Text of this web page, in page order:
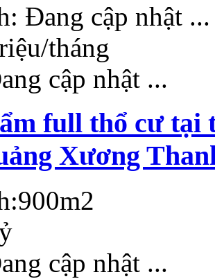
Đang cập nhật ...
tháng
cập nhật ...
full thổ cư
Xương
900m2
cập nhật ...